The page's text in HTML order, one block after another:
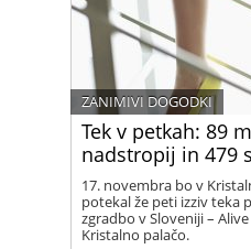
Tek v petkah: 89
nadstropij in 479
ZANIMIVI DOGODKI
17. novembra bo v
potekal že peti izziv teka
zgradbo v Sloveniji –
Kristalno palačo.